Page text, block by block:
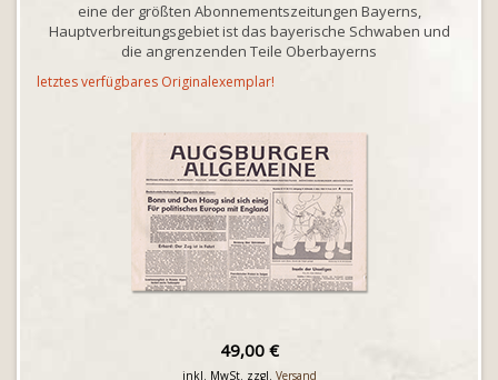
eine der größten Abonnementszeitungen Bayerns,
Hauptverbreitungsgebiet ist das bayerische Schwaben und
die angrenzenden Teile Oberbayerns
letztes verfügbares Originalexemplar!
49,00 €
inkl. MwSt. zzgl. Versand